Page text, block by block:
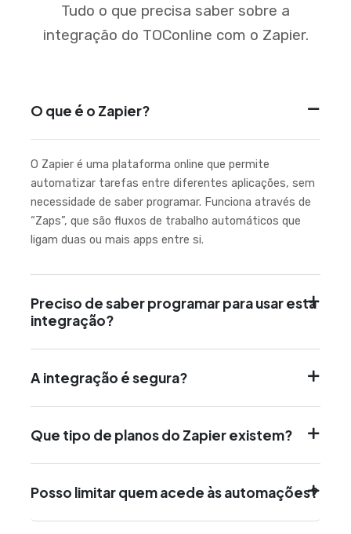
Tudo o que precisa saber sobre a
integração do TOConline com o Zapier.
O que é o Zapier?
O Zapier é uma plataforma online que permite
automatizar tarefas entre diferentes aplicações, sem
necessidade de saber programar. Funciona através de
“Zaps”, que são fluxos de trabalho automáticos que
ligam duas ou mais apps entre si.
Preciso de saber programar para usar esta
integração?
A integração é segura?
Que tipo de planos do Zapier existem?
Posso limitar quem acede às automações?